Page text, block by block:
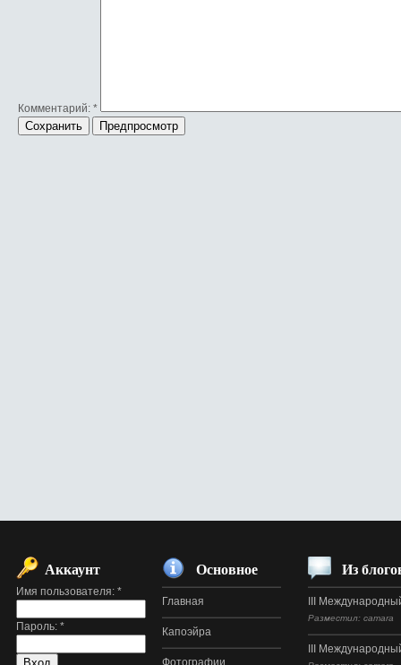
Комментарий: *
Аккаунт
Имя пользователя: *
Пароль: *
Основное
Главная
Капоэйра
Фотографии
Из
III
Разместил: camara
III